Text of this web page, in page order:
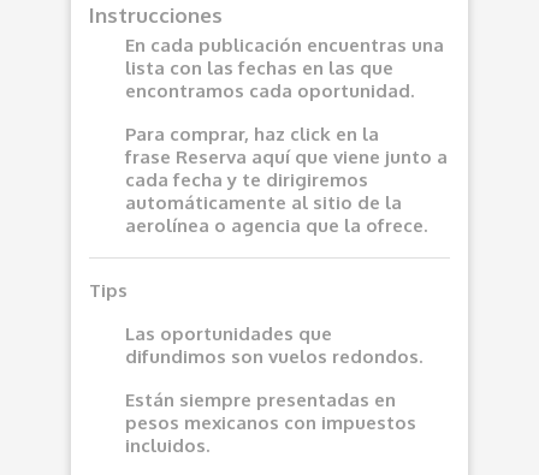
Instrucciones
En cada publicación encuentras una
lista con las fechas en las que
encontramos cada oportunidad.
Para comprar, haz click en la
frase Reserva aquí que viene junto a
cada fecha y te dirigiremos
automáticamente al sitio de la
aerolínea o agencia que la ofrece.
Tips
Las oportunidades que
difundimos son vuelos redondos.
Están siempre presentadas en
pesos mexicanos con impuestos
incluidos.